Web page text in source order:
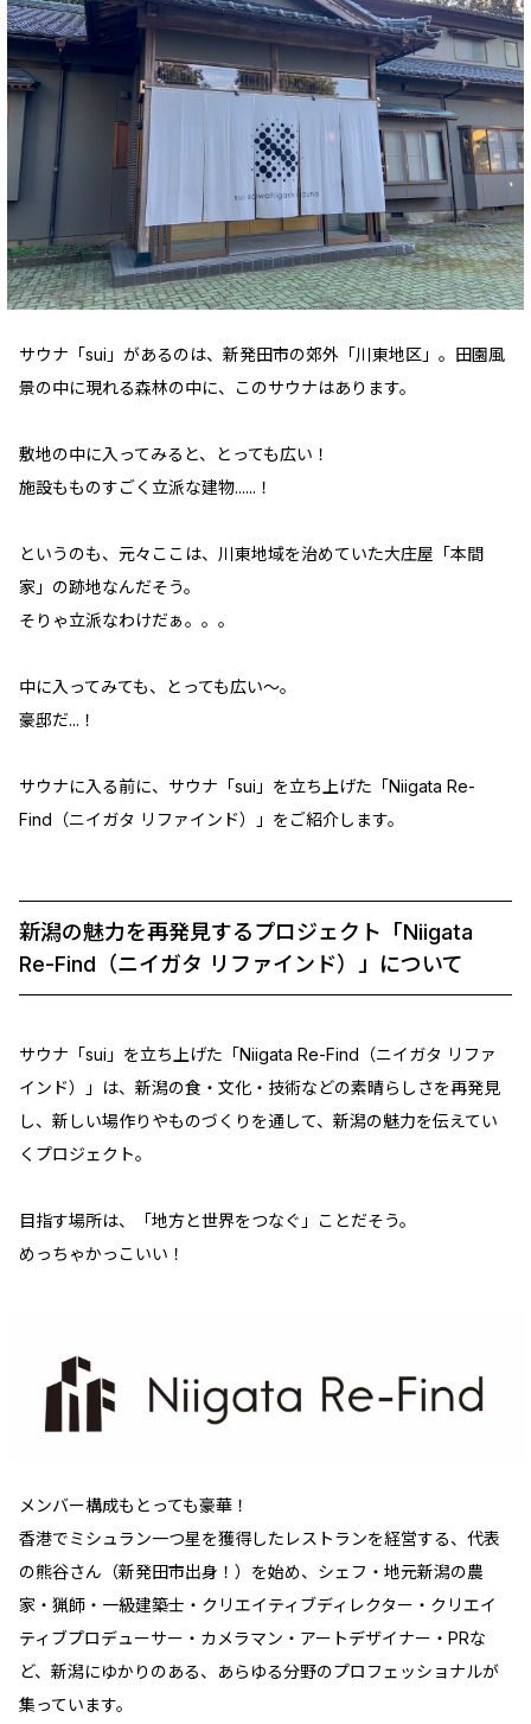
サウナ「sui」があるのは、新発田市の郊外「川東地区」。田園風
景の中に現れる森林の中に、このサウナはあります。
敷地の中に入ってみると、とっても広い！
施設もものすごく立派な建物......！
というのも、元々ここは、川東地域を治めていた大庄屋「本間
家」の跡地なんだそう。
そりゃ立派なわけだぁ。。。
中に入ってみても、とっても広い〜。
豪邸だ...！
サウナに入る前に、サウナ「sui」を立ち上げた「Niigata Re-
Find（ニイガタ リファインド）」をご紹介します。
新潟の魅力を再発見するプロジェクト「Niigata
Re-Find（ニイガタ リファインド）」について
サウナ「sui」を立ち上げた「Niigata Re-Find（ニイガタ リファ
インド）」は、新潟の食・文化・技術などの素晴らしさを再発見
し、新しい場作りやものづくりを通して、新潟の魅力を伝えてい
くプロジェクト。
目指す場所は、「地方と世界をつなぐ」ことだそう。
めっちゃかっこいい！
メンバー構成もとっても豪華！
香港でミシュラン一つ星を獲得したレストランを経営する、代表
の熊谷さん（新発田市出身！）を始め、シェフ・地元新潟の農
家・猟師・一級建築士・クリエイティブディレクター・クリエイ
ティブプロデューサー・カメラマン・アートデザイナー・PRな
ど、新潟にゆかりのある、あらゆる分野のプロフェッショナルが
集っています。